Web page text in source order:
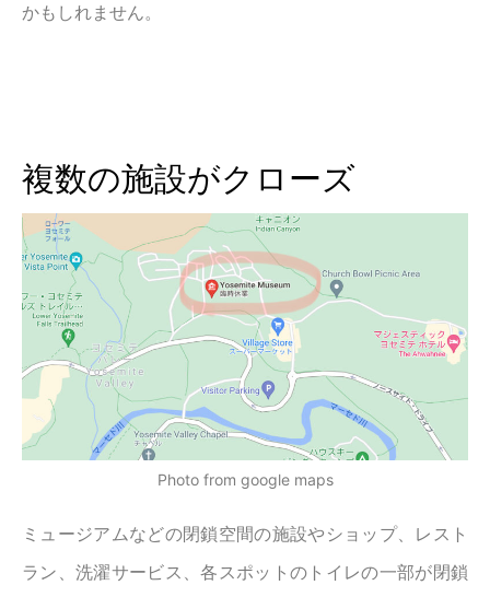
かもしれません。
複数の施設がクローズ
Photo from google maps
ミュージアムなどの閉鎖空間の施設やショップ、レスト
ラン、洗濯サービス、各スポットのトイレの一部が閉鎖